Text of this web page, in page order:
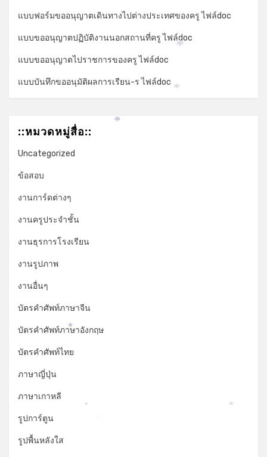
แบบฟอร์มขออนุญาตเดินทางไปต่างประเทศของครู ไฟล์doc
แบบขออนุญาตปฏิบัติงานนอกสถานที่ครู ไฟล์doc
แบบขออนุญาตไปราชการของครู ไฟล์doc
แบบบันทึกขออนุมัติผลการเรียน-ร ไฟล์doc
::หมวดหมู่สื่อ::
Uncategorized
ข้อสอบ
งานการ์ดต่างๆ
งานครูประจำชั้น
งานธุรการโรงเรียน
งานรูปภาพ
งานอื่นๆ
บัตรคำศัพท์ภาษาจีน
บัตรคำศัพท์ภาษาอังกฤษ
บัตรคำศัพท์ไทย
ภาษาญี่ปุ่น
ภาษาเกาหลี
รูปการ์ตูน
รูปพื้นหลังใส
*